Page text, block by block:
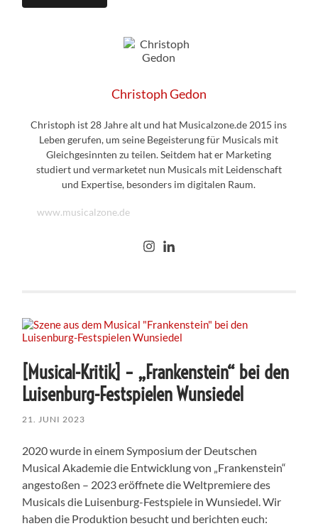
Christoph Gedon
Christoph ist 28 Jahre alt und hat Musicalzone.de 2015 ins
Leben gerufen, um seine Begeisterung für Musicals mit
Gleichgesinnten zu teilen. Seitdem hat er Marketing
studiert und vermarketet nun Musicals mit Leidenschaft
und Expertise, besonders im digitalen Raum.
www.musicalzone.de
[Musical-Kritik] – „Frankenstein“ bei den
Luisenburg-Festspielen Wunsiedel
21. JUNI 2023
2020 wurde in einem Symposium der Deutschen
Musical Akademie die Entwicklung von „Frankenstein“
angestoßen – 2023 eröffnete die Weltpremiere des
Musicals die Luisenburg-Festspiele in Wunsiedel. Wir
haben die Produktion besucht und berichten euch: